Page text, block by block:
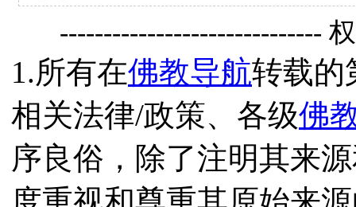
------------------------------
1.所有在佛教导航转载的
相关法律/政策、各级佛
序良俗，除了注明其来